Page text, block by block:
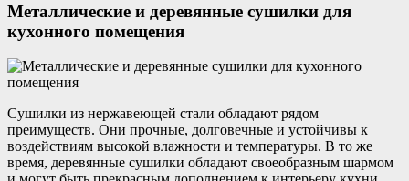
Металлические и деревянные сушилки для
кухонного помещения
Сушилки из нержавеющей стали обладают рядом
преимуществ. Они прочные, долговечные и устойчивы к
воздействиям высокой влажности и температуры. В то же
время, деревянные сушилки обладают своеобразным шармом